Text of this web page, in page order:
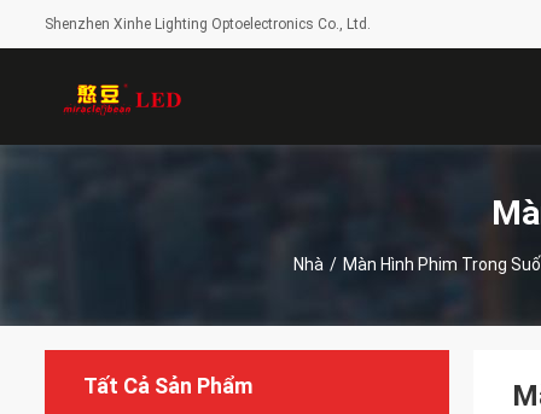
Shenzhen Xinhe Lighting Optoelectronics Co., Ltd.
Nhà / Màn Hình Phim Trong
Tất Cả Sản Phẩm